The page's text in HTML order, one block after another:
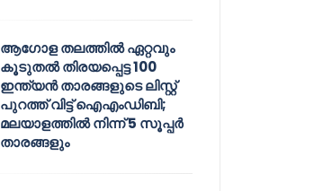
ആഗോള തലത്തിൽ ഏറ്റവും
കൂടുതൽ തിരയപ്പെട്ട 100
ഇന്ത്യൻ താരങ്ങളുടെ ലിസ്റ്റ്
പുറത്ത് വിട്ട് ഐഎംഡിബി;
മലയാളത്തിൽ നിന്ന് 5 സൂപ്പർ
താരങ്ങളും